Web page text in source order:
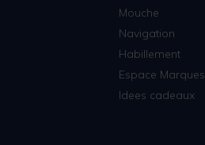
Mouche
Navigation
Habillement
Espace Marques
Idees cadeaux